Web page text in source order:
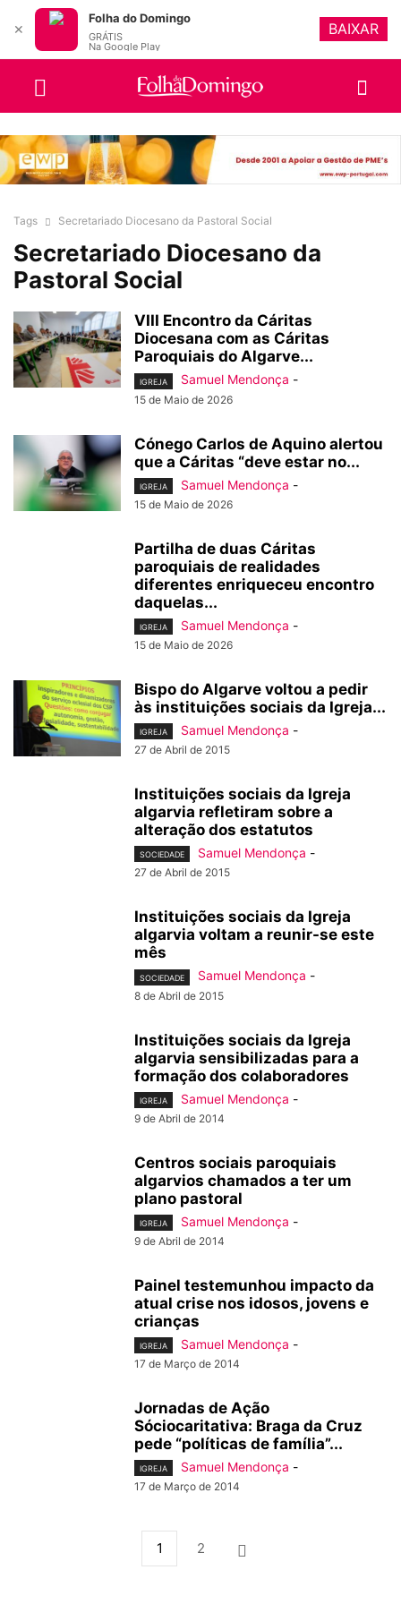
Tags Secretariado Diocesano da Pastoral Social
Secretariado Diocesano da
Pastoral Social
VIII Encontro da Cáritas
Diocesana com as Cáritas
Paroquiais do Algarve...
IGREJA Samuel Mendonça -
15 de Maio de 2026
Cónego Carlos de Aquino alertou
que a Cáritas “deve estar no...
IGREJA Samuel Mendonça -
15 de Maio de 2026
Partilha de duas Cáritas
paroquiais de realidades
diferentes enriqueceu encontro
daquelas...
IGREJA Samuel Mendonça -
15 de Maio de 2026
Bispo do Algarve voltou a pedir
às instituições sociais da Igreja...
IGREJA Samuel Mendonça -
27 de Abril de 2015
Instituições sociais da Igreja
algarvia refletiram sobre a
alteração dos estatutos
SOCIEDADE Samuel Mendonça -
27 de Abril de 2015
Instituições sociais da Igreja
algarvia voltam a reunir-se este
mês
SOCIEDADE Samuel Mendonça -
8 de Abril de 2015
Instituições sociais da Igreja
algarvia sensibilizadas para a
formação dos colaboradores
IGREJA Samuel Mendonça -
9 de Abril de 2014
Centros sociais paroquiais
algarvios chamados a ter um
plano pastoral
IGREJA Samuel Mendonça -
9 de Abril de 2014
Painel testemunhou impacto da
atual crise nos idosos, jovens e
crianças
IGREJA Samuel Mendonça -
17 de Março de 2014
Jornadas de Ação
Sóciocaritativa: Braga da Cruz
pede “políticas de família”...
IGREJA Samuel Mendonça -
17 de Março de 2014
1 2
✕
Folha do Domingo
GRÁTIS
Na Google Play
BAIXAR